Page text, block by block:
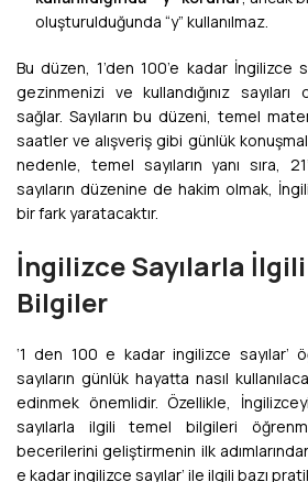
oluşturulduğunda “y” kullanılmaz.
Bu düzen, 1’den 100’e kadar İngilizce
gezinmenizi ve kullandığınız sayıları
sağlar. Sayıların bu düzeni, temel
saatler ve alışveriş gibi günlük
nedenle, temel sayıların yanı sıra,
sayıların düzenine de hakim olmak,
bir fark yaratacaktır.
İngilizce Sayılarla
Bilgiler
‘1 den 100 e kadar ingilizce sayılar’
sayıların günlük hayatta nasıl
edinmek önemlidir. Özellikle,
sayılarla ilgili temel bilgileri
becerilerini geliştirmenin ilk
e kadar ingilizce sayılar’ ile ilgili bazı